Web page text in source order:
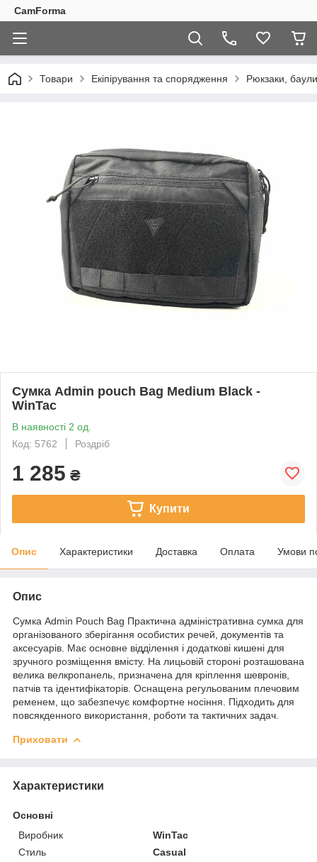
CamForma
Товари Екіпірування та спорядження Рюкзаки,
Сумка Admin pouch Bag Medium Black -
WinTac
В наявності 2 од.
Код: 5762
Роздріб
1 285 ₴
Купити
Опис Характеристики Доставка Оплата Умови
Опис
Сумка Admin Pouch Bag Практична адміністративна сумка для
організованого зберігання особистих речей, документів та
аксесуарів. Має основне відділення і додаткові кишені для
зручного розміщення вмісту. На лицьовій стороні розташована
велика велкропанель, призначена для кріплення шевронів,
патчів та ідентифікаторів. Оснащена регульованим плечовим
ременем, що забезпечує комфортне носіння. Підходить для
повсякденного використання, роботи та тактичних задач.
Приховати
Характеристики
Основні
Виробник
WinTac
Стиль
Casual